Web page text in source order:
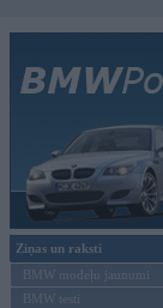
Ziņas un raksti
BMW modeļu jaunumi
BMW testi